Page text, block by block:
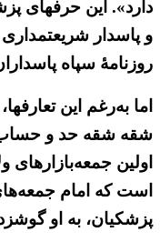
دارد». این حرفهای
و پاسدار شریعتمداری
روزنامهٔ سپاه
اما به‌رغم این
شقه شقه حد و حساب
اولین جمعه‌بازارهای
است که امام
پزشکیان، به او